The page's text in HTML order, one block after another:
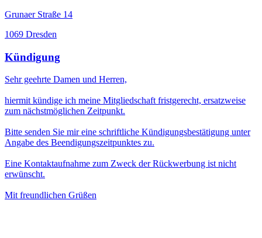
Grunaer Straße 14
1069 Dresden
Kündigung
Sehr geehrte Damen und Herren,
hiermit kündige ich meine Mitgliedschaft fristgerecht, ersatzweise
zum nächstmöglichen Zeitpunkt.
Bitte senden Sie mir eine schriftliche Kündigungsbestätigung unter
Angabe des Beendigungszeitpunktes zu.
Eine Kontaktaufnahme zum Zweck der Rückwerbung ist nicht
erwünscht.
Mit freundlichen Grüßen